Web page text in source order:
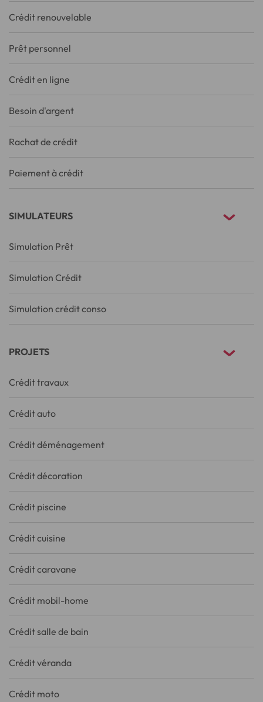
Crédit renouvelable
Prêt personnel
Crédit en ligne
Besoin d'argent
Rachat de crédit
Paiement à crédit
SIMULATEURS
Simulation Prêt
Simulation Crédit
Simulation crédit conso
PROJETS
Crédit travaux
Crédit auto
Crédit déménagement
Crédit décoration
Crédit piscine
Crédit cuisine
Crédit caravane
Crédit mobil-home
Crédit salle de bain
Crédit véranda
Crédit moto